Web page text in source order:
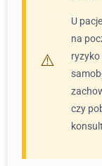
U
na
czy